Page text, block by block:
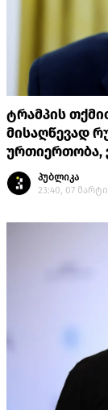
ტრამპის
მისაღწევად
ურთიერთობა,
პუბლიკა
23:40, 07